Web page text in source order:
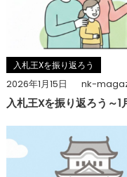
入札王Xを振り返ろう
2026年1月15日 nk-
入札王Xを振り返ろう～